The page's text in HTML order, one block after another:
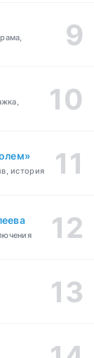
история